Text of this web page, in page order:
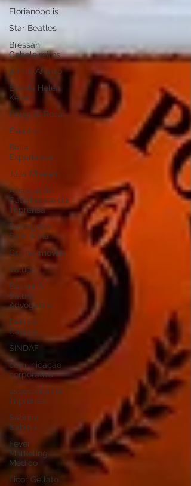
Florianópolis
Star Beatles
Bressan
Cabeleireiros
Arthur Afonso
Escola Helen
Keller
Douglas Rosa
Eventos
Bella
Experience
Júlia Cherem
Associação
Catarinense de
Imprensa
Dartagnan
Sant Anna
Gralha Imóveis
Valuez
Becker &
Salum
Advogados
Débora
Cadore
SINDAF
comunicação
corporativa
assessoria de
imprensa
Sabrina
Isabela
Fever
Marketing
Médico
Licor Gellato